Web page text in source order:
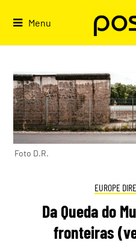
Menu
Foto D.R.
EUROPE
Da Queda do
fronteiras